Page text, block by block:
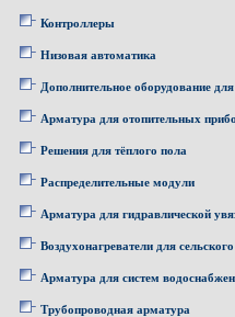
Контроллеры
Низовая автоматика
Дополнительное оборудование
Арматура для отопительных
Решения для тёплого пола
Распределительные модули
Арматура для гидравлической
Воздухонагреватели для
Арматура для систем
Трубопроводная арматура